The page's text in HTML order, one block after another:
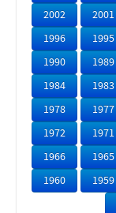
2002
2001
1996
1995
1990
1989
1984
1983
1978
1977
1972
1971
1966
1965
1960
1959